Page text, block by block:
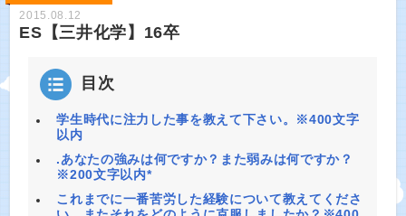
2015.08.12
ES【三井化学】16卒
目次
学生時代に注力した事を教えて下さい。※400文字
以内
.あなたの強みは何ですか？また弱みは何ですか？
※200文字以内*
これまでに一番苦労した経験について教えてくださ